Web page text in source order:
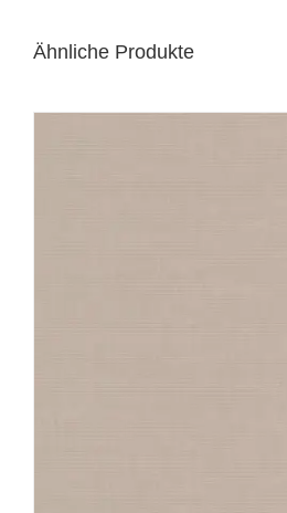
Ähnliche Produkte